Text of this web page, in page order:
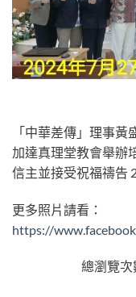
「中華差傳」理事
加達真理堂教會舉辦
信主並接受祝福禱告
更多照片請看：
https://
總瀏覽次